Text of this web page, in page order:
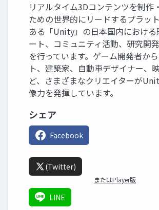
リアルタイム3Dコンテンツを制作
ための世界的にリードするプラッ
ある「Unity」の日本国内における
ート、コミュニティ活動、研究開
を行っています。ゲーム開発者か
ト、建築家、自動車デザイナー、
ど、さまざまなクリエイターが
像力を発揮しています。
シェア
Facebook
(Twitter)
またはPlayer版
LINE